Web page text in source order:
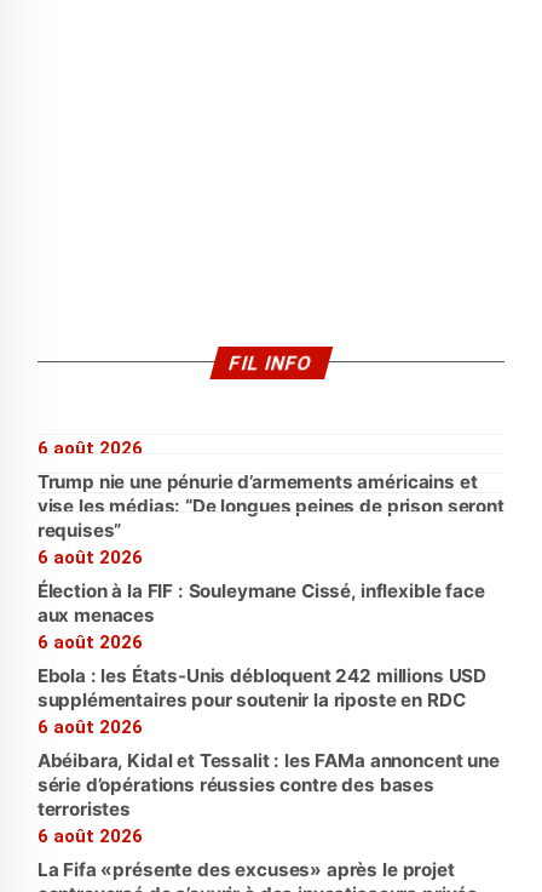
FIL INFO
6 août 2026
Trump nie une pénurie d’armements américains et
vise les médias: “De longues peines de prison seront
requises”
6 août 2026
Élection à la FIF : Souleymane Cissé, inflexible face
aux menaces
6 août 2026
Ebola : les États-Unis débloquent 242 millions USD
supplémentaires pour soutenir la riposte en RDC
6 août 2026
Abéibara, Kidal et Tessalit : les FAMa annoncent une
série d’opérations réussies contre des bases
terroristes
6 août 2026
La Fifa «présente des excuses» après le projet